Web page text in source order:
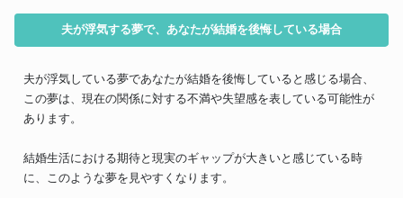
夫が浮気する夢で、あなたが結婚を後悔している場合
夫が浮気している夢であなたが結婚を後悔していると感じる場合、
この夢は、現在の関係に対する不満や失望感を表している可能性が
あります。
結婚生活における期待と現実のギャップが大きいと感じている時
に、このような夢を見やすくなります。